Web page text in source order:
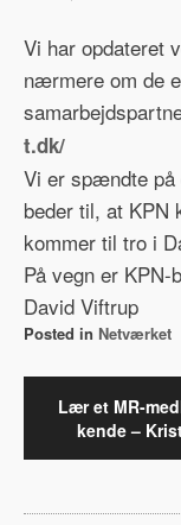
Vi har opdateret
nærmere om de
t.dk/
Vi er spændte på
beder til, at KPN
kommer til tro i
På vegn er KPN-
David Viftrup
Posted in Netværket
Lær et MR-
kende –